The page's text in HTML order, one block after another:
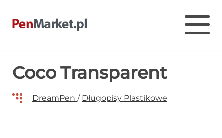
contentCoco Transparent
DreamPen / Długopisy Plastikowe